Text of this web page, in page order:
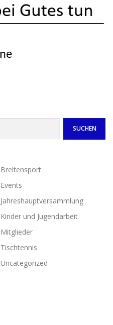
SUCHEN
Breitensport
Events
Jahreshauptversammlung
Kinder und Jugendarbeit
Mitglieder
Tischtennis
Uncategorized